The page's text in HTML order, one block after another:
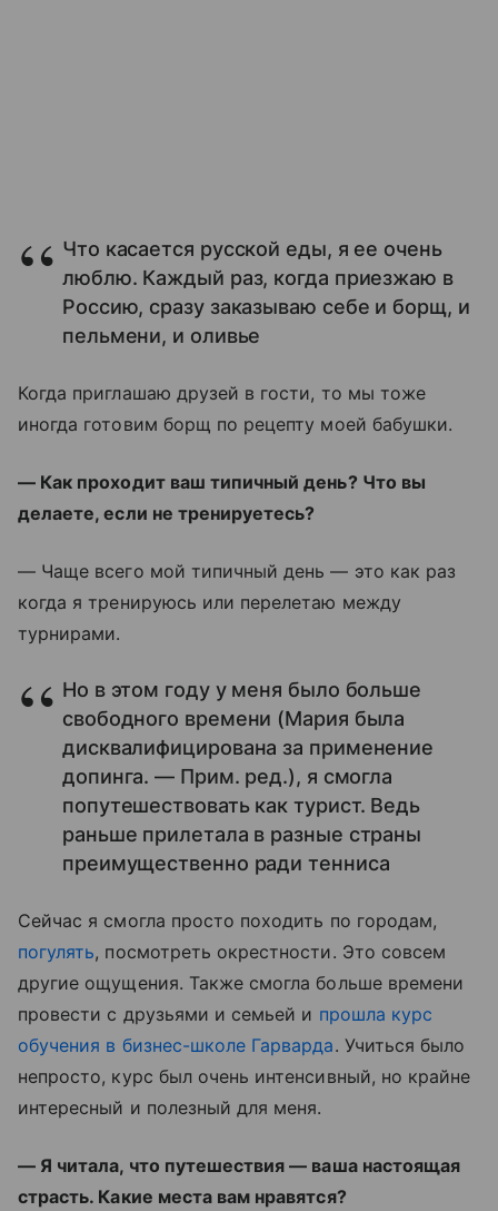
Что касается русской еды, я ее очень
люблю. Каждый раз, когда приезжаю в
Россию, сразу заказываю себе и борщ, и
пельмени, и оливье
Когда приглашаю друзей в гости, то мы тоже
иногда готовим борщ по рецепту моей бабушки.
— Как проходит ваш типичный день? Что вы
делаете, если не тренируетесь?
— Чаще всего мой типичный день — это как раз
когда я тренируюсь или перелетаю между
турнирами.
Но в этом году у меня было больше
свободного времени (Мария была
дисквалифицирована за применение
допинга. — Прим. ред.), я смогла
попутешествовать как турист. Ведь
раньше прилетала в разные страны
преимущественно ради тенниса
Сейчас я смогла просто походить по городам,
погулять, посмотреть окрестности. Это совсем
другие ощущения. Также смогла больше времени
провести с друзьями и семьей и прошла курс
обучения в бизнес-школе Гарварда. Учиться было
непросто, курс был очень интенсивный, но крайне
интересный и полезный для меня.
— Я читала, что путешествия — ваша настоящая
страсть. Какие места вам нравятся?